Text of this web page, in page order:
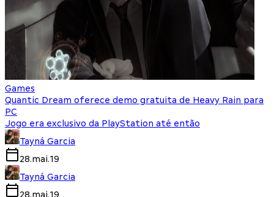
Games
Quantic Dream oferece demo gratuita de Heavy Rain para
PC
Jogo era exclusivo da PlayStation até então
Tayná Garcia
28.mai.19
Tayná Garcia
28.mai.19